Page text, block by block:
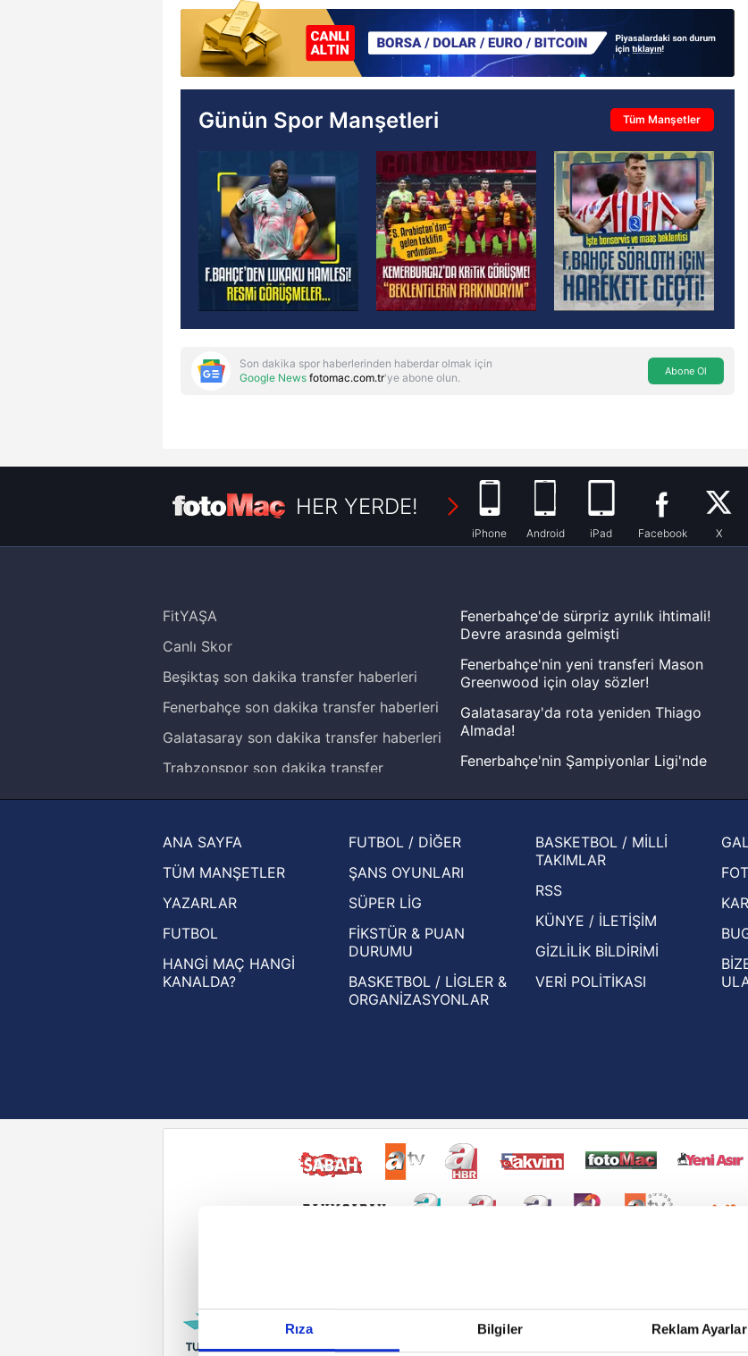
Rıza Bilgiler Reklam
Reddet
Günün Spor Manşetleri Tüm Manşetler
Son dakika spor haberlerinden haberdar olmak için
Google News fotomac.com.tr'ye abone olun. Abone Ol
HER YERDE!
iPhone Android iPad Facebook X
FitYAŞA
Canlı Skor
Beşiktaş son dakika transfer haberleri
Fenerbahçe son dakika transfer haberleri
Galatasaray son dakika transfer haberleri
Trabzonspor son dakika transfer
Ziraat Türkiye Kupası haberleri
UEFA Şampiyonlar Ligi haberleri
UEFA Avrupa Ligi haberleri
UEFA Konferans Ligi haberleri
Fenerbahçe'de sürpriz ayrılık ihtimali!
Devre arasında gelmişti
Fenerbahçe'nin yeni transferi Mason
Greenwood için olay sözler!
Galatasaray'da rota yeniden Thiago
Almada!
Fenerbahçe'nin Şampiyonlar Ligi'nde
Zabrze'yi elerlerse...
basından gündem olan manşetler!
Beşiktaş'ın UEFA Avrupa Ligi'nde 3. Ön
Eleme Turu muhtemel rakipleri belli oldu!
ANA SAYFA
TÜM MANŞETLER
YAZARLAR
FUTBOL
HANGİ MAÇ HANGİ
KANALDA?
FUTBOL / DİĞER
ŞANS OYUNLARI
SÜPER LİG
FİKSTÜR & PUAN
DURUMU
BASKETBOL / LİGLER &
ORGANİZASYONLAR
BASKETBOL / MİLLİ
TAKIMLAR
RSS
KÜNYE / İLETİŞİM
GİZLİLİK BİLDİRİMİ
VERİ POLİTİKASI